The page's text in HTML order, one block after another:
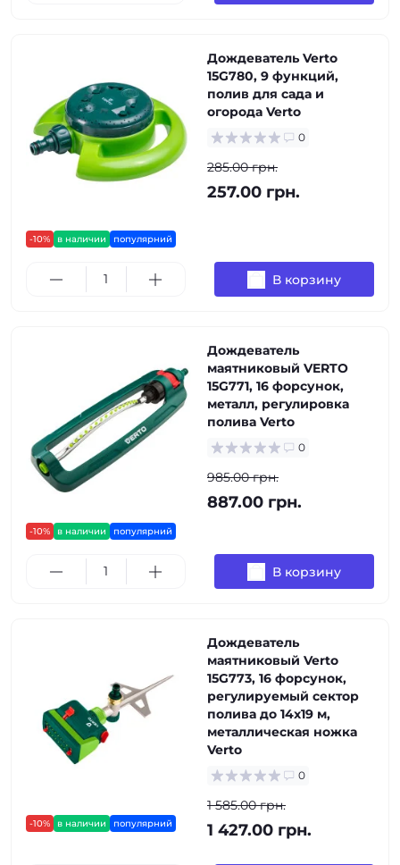
-10% в наличии популярний
Дождеватель Verto
15G780, 9 функций,
полив для сада и
огорода Verto
0
285.00 грн.
257.00 грн.
В корзину
-10% в наличии популярний
Дождеватель
маятниковый VERTO
15G771, 16 форсунок,
металл, регулировка
полива Verto
0
985.00 грн.
887.00 грн.
В корзину
-10% в наличии популярний
Дождеватель
маятниковый Verto
15G773, 16 форсунок,
регулируемый сектор
полива до 14x19 м,
металлическая ножка
Verto
0
1 585.00 грн.
1 427.00 грн.